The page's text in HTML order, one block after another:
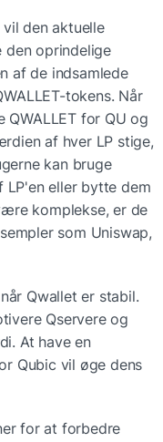
den aktuelle
den oprindelige
af de indsamlede
tokens. Når
for QU og
af hver LP stige,
kan bruge
LP'en eller bytte dem
komplekse, er de
som Uniswap,
Qwallet er stabil.
Qservere og
At have en
Qubic vil øge dens
for at forbedre